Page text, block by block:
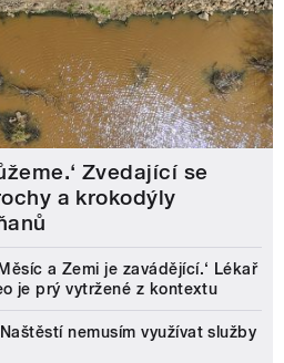
Zvedající se
a krokodýly
a Zemi je zavádějící.‘ Lékař
je prý vytržené z kontextu
nemusím využívat služby